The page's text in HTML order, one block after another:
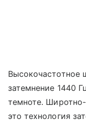
Высокочастотное
затемнение 1440
темноте.
это технология